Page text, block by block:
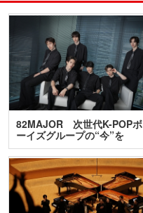
82MAJOR 次世代K-POPボ
ーイズグループの“今”を
訊…